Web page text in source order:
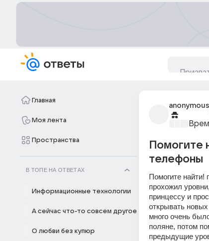
Главная
Моя лента
Пространства
В ТОПЕ НА ОТВЕТАХ
Информационные технологии
А сейчас что-то совсем другое
О любви без купюр
anonymous
Помогите
телефоны
Помогите найти!
прохожил
принцессу и
открывать
много очень
поляне, потом
предыдущие